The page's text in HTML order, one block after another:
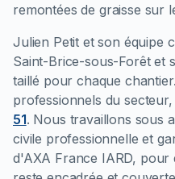
remontées de graisse sur
Julien Petit et son équipe
Saint-Brice-sous-Forêt et
taillé pour chaque
professionnels du
51. Nous travaillons sous
civile professionnelle et
d'AXA France IARD, pour